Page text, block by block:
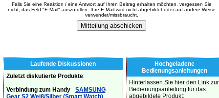
Falls Sie eine Reaktion / eine Antwort auf Ihren Beitrag erhalten möchten, vergessen Sie
nicht, das Feld "E-Mail" auszufüllen. Ihre E-Mail wird nicht abgebildet oder auf andere Weise
verwendet/missbraucht.
Laufende Diskussionen
Zuletzt diskutierte Produkte:
Verbindung zum Handy- SAMSUNG
Gear S2 Weiß/Silber (Smart Watch)
Hochgeladene
Bedienungsanleitungen
Hinterlassen Sie hier den Link zur
Bedienungsanleitung für das
abgebildete Produkt: